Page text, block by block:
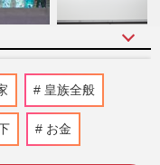
選手権大会」開幕
ドームじゃダメな
子園開…
皇族全般
お金